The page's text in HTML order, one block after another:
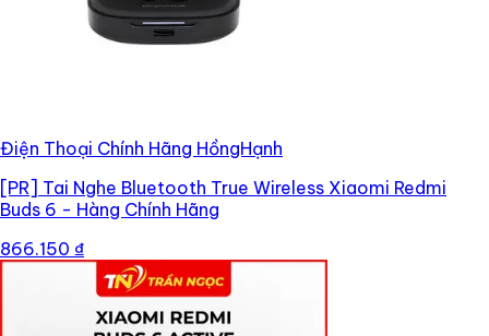
Điện Thoại Chính Hãng HồngHạnh
[PR] Tai Nghe Bluetooth True Wireless Xiaomi Redmi
Buds 6 - Hàng Chính Hãng
866.150 ₫